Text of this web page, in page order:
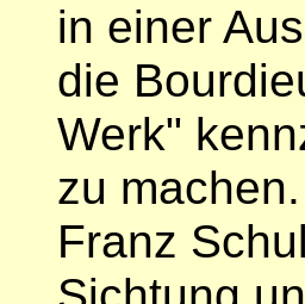
in einer
die
Werk"
zu
Franz